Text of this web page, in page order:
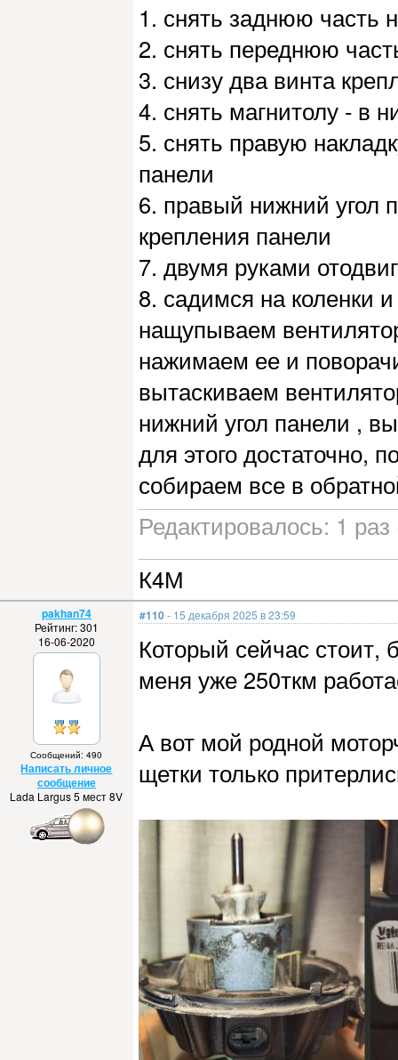
1. снять заднюю часть
2. снять переднюю
3. снизу два винта
4. снять магнитолу - в
5. снять правую
панели
6. правый нижний угол
крепления панели
7. двумя руками
8. садимся на коленки
нащупываем
нажимаем ее и
вытаскиваем
нижний угол панели ,
для этого достаточно,
собираем все в
Редактировалось: 1
К4М
pakhan74
Рейтинг: 301
16-06-2020
Сообщений: 490
Написать личное
сообщение
Lada Largus 5 мест 8V
#110- 15 декабря 2025 в 23:59
Который сейчас стоит,
меня уже 250ткм
А вот мой родной
щетки только